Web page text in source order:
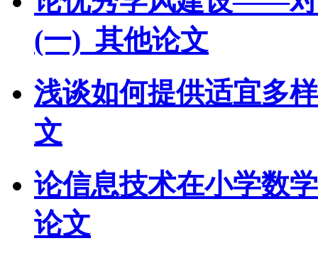
(一)_其他论文
浅谈如何提供适宜多
文
论信息技术在小学数
论文